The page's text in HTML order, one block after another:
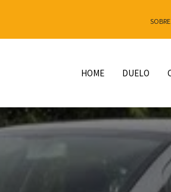
SOBRE
HOME DUELO